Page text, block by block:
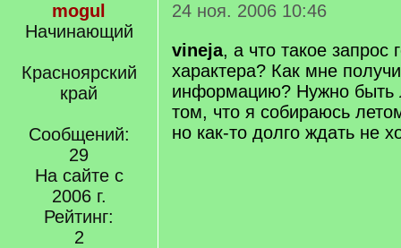
mogul
Начинающий
Красноярский
край
Сообщений:
29
На сайте с
2006 г.
Рейтинг:
2
24 ноя. 2006 10:46
vineja, а что такое запрос
характера? Как мне
информацию? Нужно быть
том, что я собираюсь
но как-то долго ждать не